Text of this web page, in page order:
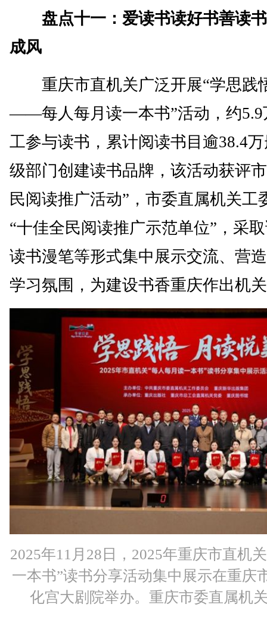
盘点十一：爱读书读好书善读
成风
重庆市直机关广泛开展“学思践
——每人每月读一本书”活动，约5.9
工参与读书，累计阅读书目逾38.4
级部门创建读书品牌，该活动获评
民阅读推广活动”，市委直属机关工
“十佳全民阅读推广示范单位”，采
读书漫笔等形式集中展示交流、营
学习氛围，为建设书香重庆作出机
2025年11月28日，2025年重庆市直机
一本书”读书分享活动集中展示在重庆
化宫大剧院举办。重庆市委直属机